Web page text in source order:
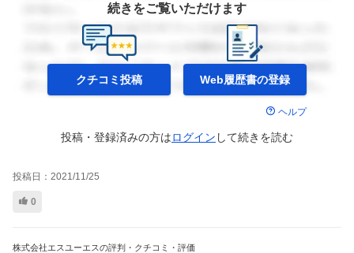
続きをご覧いただけます
クチコミ投稿 Web履歴書の登録
ヘルプ
投稿・登録済みの方はログイン して続きを読む
投稿日： 2021/11/25
0
株式会社エスユーエスの評判・クチコミ・評価